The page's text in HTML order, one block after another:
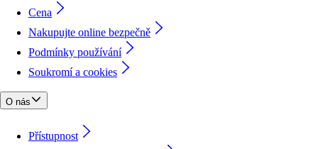
Cena
Nakupujte online bezpečně
Podmínky používání
Soukromí a cookies
O nás
Přístupnost